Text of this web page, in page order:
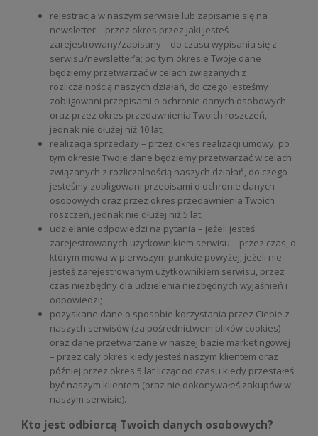
rejestracja w naszym serwisie lub zapisanie się na
newsletter – przez okres przez jaki jesteś
zarejestrowany/zapisany – do czasu wypisania się z
serwisu/newsletter’a; po tym okresie Twoje dane
będziemy przetwarzać w celach związanych z
rozliczalnością naszych działań, do czego jesteśmy
zobligowani przepisami o ochronie danych osobowych
oraz przez okres przedawnienia Twoich roszczeń,
jednak nie dłużej niż 10 lat;
realizacja sprzedaży – przez okres realizacji umowy; po
tym okresie Twoje dane będziemy przetwarzać w celach
związanych z rozliczalnością naszych działań, do czego
jesteśmy zobligowani przepisami o ochronie danych
osobowych oraz przez okres przedawnienia Twoich
roszczeń, jednak nie dłużej niż 5 lat;
udzielanie odpowiedzi na pytania – jeżeli jesteś
zarejestrowanych użytkownikiem serwisu – przez czas, o
którym mowa w pierwszym punkcie powyżej; jeżeli nie
jesteś zarejestrowanym użytkownikiem serwisu, przez
czas niezbędny dla udzielenia niezbędnych wyjaśnień i
odpowiedzi;
pozyskane dane o sposobie korzystania przez Ciebie z
naszych serwisów (za pośrednictwem plików cookies)
oraz dane przetwarzane w naszej bazie marketingowej
– przez cały okres kiedy jesteś naszym klientem oraz
później przez okres 5 lat licząc od czasu kiedy przestałeś
być naszym klientem (oraz nie dokonywałeś zakupów w
naszym serwisie).
Kto jest odbiorcą Twoich danych osobowych?